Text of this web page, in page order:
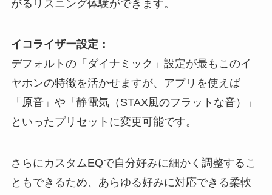
がるリスニング体験ができます。
イコライザー設定：
デフォルトの「ダイナミック」設定が最もこのイ
ヤホンの特徴を活かせますが、アプリを使えば
「原音」や「静電気（STAX風のフラットな音）」
といったプリセットに変更可能です。
さらにカスタムEQで自分好みに細かく調整するこ
ともできるため、あらゆる好みに対応できる柔軟